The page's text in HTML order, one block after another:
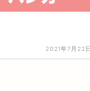
2021年7月22